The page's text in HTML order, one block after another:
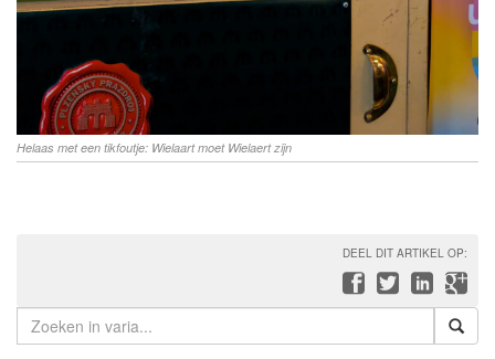
Helaas met een tikfoutje: Wielaart moet Wielaert zijn
DEEL DIT ARTIKEL OP: